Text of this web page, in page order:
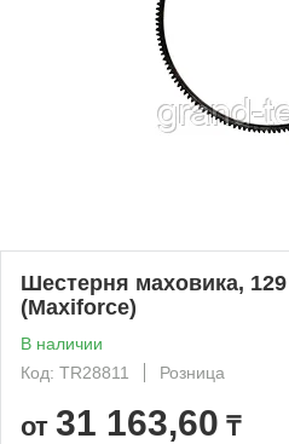
Шестерня маховика, 129
(Maxiforce)
В наличии
Код: TR28811
Розница
от 31 163,60 ₸